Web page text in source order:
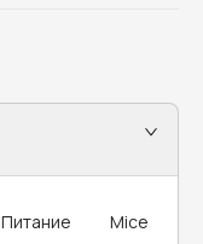
Питание Mice